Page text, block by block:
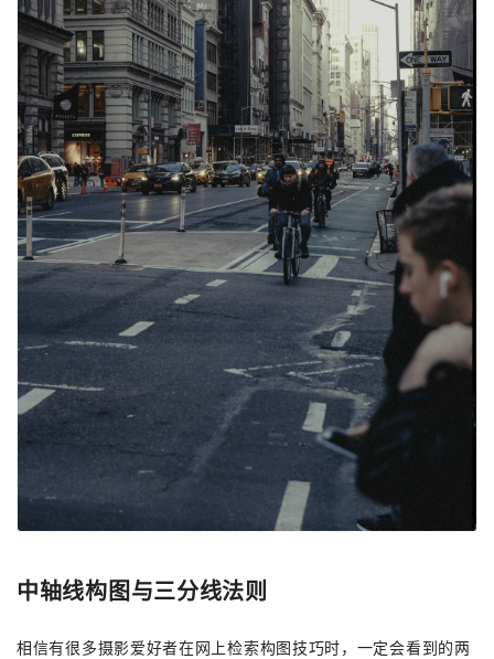
中轴线构图与三分线法则
相信有很多摄影爱好者在网上检索构图技巧时，一定会看到的两